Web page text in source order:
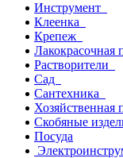
Инструмент
Клеенка
Крепеж
Лакокрасочная
Растворители
Сад
Сантехника
Хозяйственная
Скобяные
Посуда